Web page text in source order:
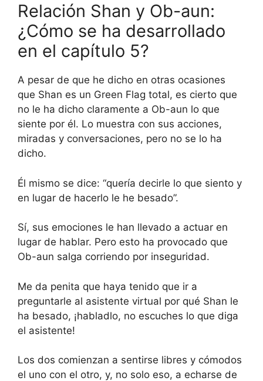
Relación Shan y Ob-aun:
¿Cómo se ha desarrollado
en el capítulo 5?
A pesar de que he dicho en otras ocasiones
que Shan es un Green Flag total, es cierto que
no le ha dicho claramente a Ob-aun lo que
siente por él. Lo muestra con sus acciones,
miradas y conversaciones, pero no se lo ha
dicho.
Él mismo se dice: “quería decirle lo que siento y
en lugar de hacerlo le he besado”.
Sí, sus emociones le han llevado a actuar en
lugar de hablar. Pero esto ha provocado que
Ob-aun salga corriendo por inseguridad.
Me da penita que haya tenido que ir a
preguntarle al asistente virtual por qué Shan le
ha besado, ¡habladlo, no escuches lo que diga
el asistente!
Los dos comienzan a sentirse libres y cómodos
el uno con el otro, y, no solo eso, a echarse de